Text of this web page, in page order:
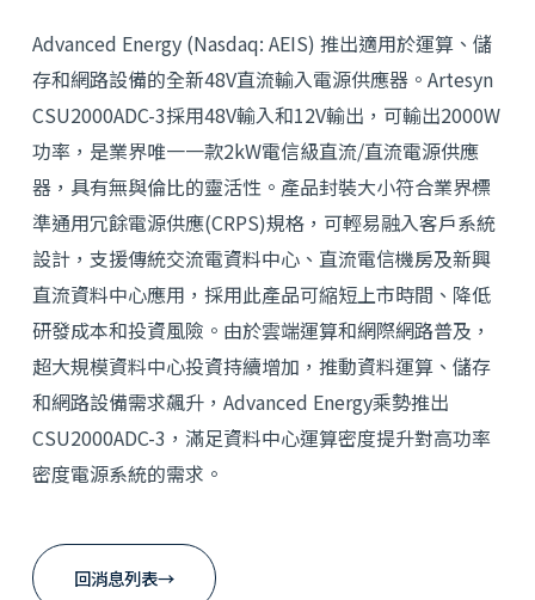
Advanced Energy (Nasdaq: AEIS) 推出適用於運算、儲
存和網路設備的全新48V直流輸入電源供應器。Artesyn
CSU2000ADC-3採用48V輸入和12V輸出，可輸出2000W
功率，是業界唯一一款2kW電信級直流/直流電源供應
器，具有無與倫比的靈活性。產品封裝大小符合業界標
準通用冗餘電源供應(CRPS)規格，可輕易融入客戶系統
設計，支援傳統交流電資料中心、直流電信機房及新興
直流資料中心應用，採用此產品可縮短上市時間、降低
研發成本和投資風險。由於雲端運算和網際網路普及，
超大規模資料中心投資持續增加，推動資料運算、儲存
和網路設備需求飆升，Advanced Energy乘勢推出
CSU2000ADC-3，滿足資料中心運算密度提升對高功率
密度電源系統的需求。
回消息列表→